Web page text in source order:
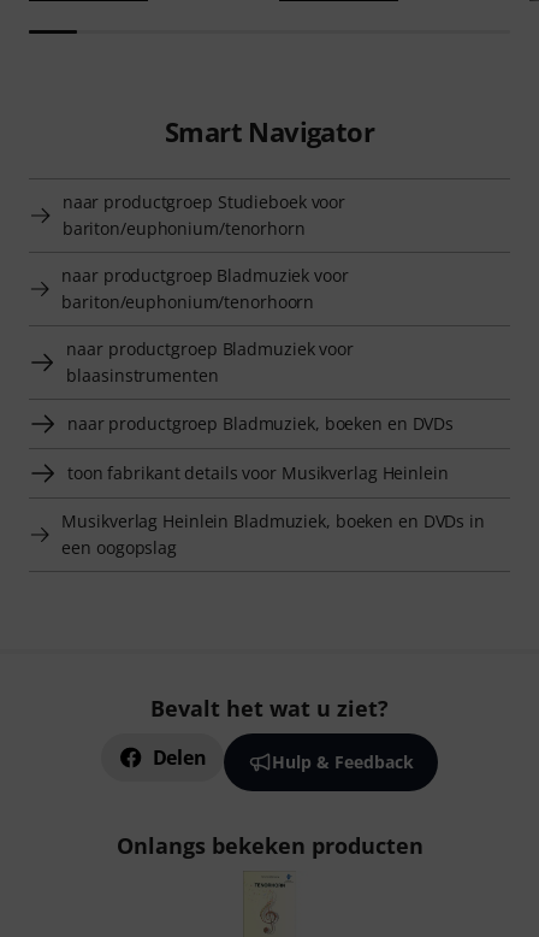
Smart Navigator
naar productgroep Studieboek voor
bariton/euphonium/tenorhorn
naar productgroep Bladmuziek voor
bariton/euphonium/tenorhoorn
naar productgroep Bladmuziek voor
blaasinstrumenten
naar productgroep Bladmuziek, boeken en DVDs
toon fabrikant details voor Musikverlag Heinlein
Musikverlag Heinlein Bladmuziek, boeken en DVDs in
een oogopslag
Bevalt het wat u ziet?
Delen Hulp & Feedback
Onlangs bekeken producten